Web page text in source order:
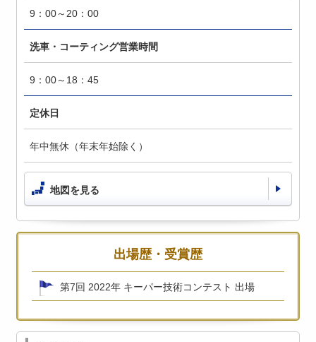
9：00～20：00
洗車・コーティング営業時間
9：00～18：45
定休日
年中無休（年末年始除く）
地図を見る
出場歴・受賞歴
第7回 2022年 キーパー技術コンテスト 出場